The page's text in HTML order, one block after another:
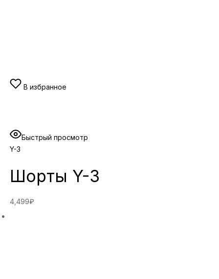
В избранное
Быстрый просмотр
Y-3
Шорты Y-3
4,499₽